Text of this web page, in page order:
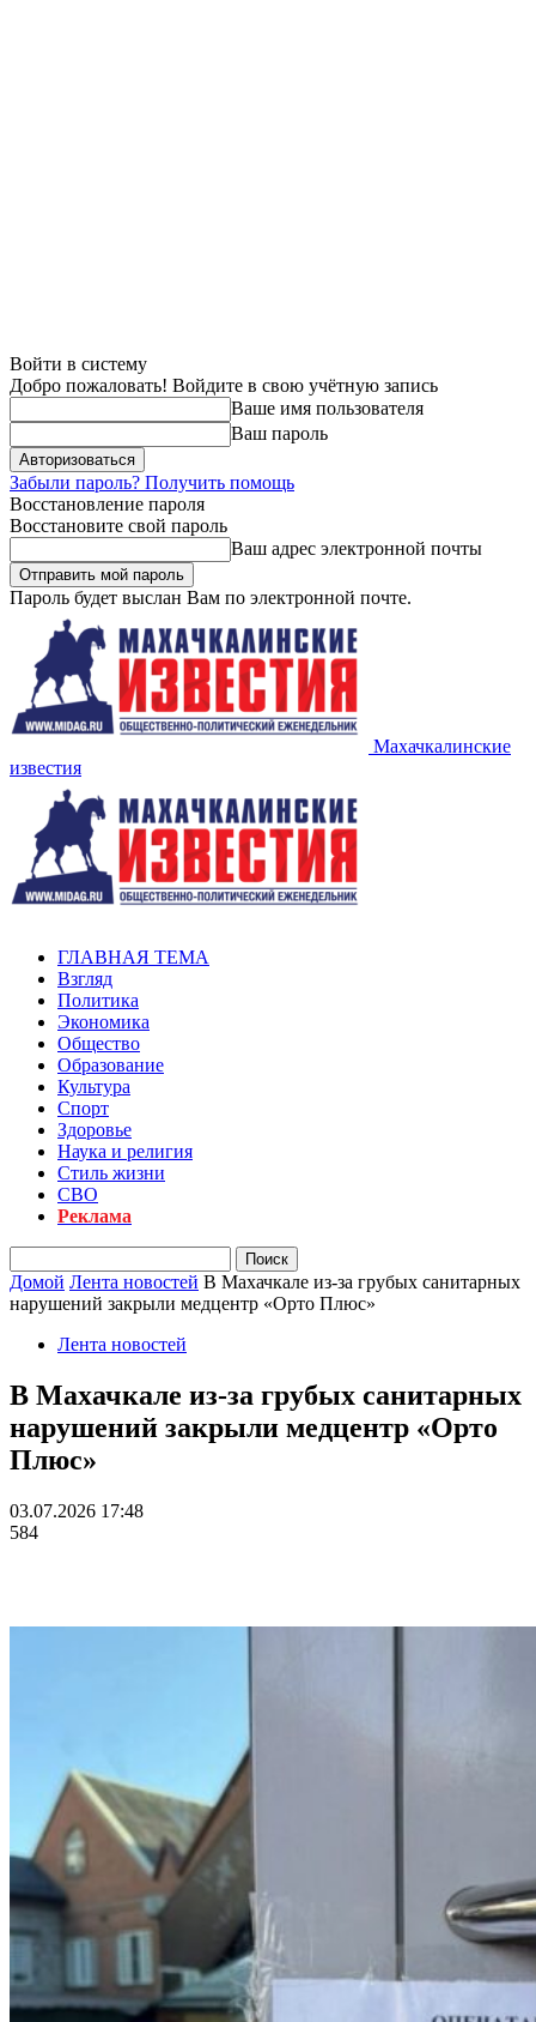
Войти в систему
Добро пожаловать! Войдите в свою учётную запись
Ваше имя пользователя
Ваш пароль
Забыли пароль? Получить помощь
Восстановление пароля
Восстановите свой пароль
Ваш адрес электронной почты
Пароль будет выслан Вам по электронной почте.
Махачкалинские
известия
ГЛАВНАЯ ТЕМА
Взгляд
Политика
Экономика
Общество
Образование
Культура
Спорт
Здоровье
Наука и религия
Стиль жизни
СВО
Реклама
Домой Лента новостей В Махачкале из-за грубых санитарных
нарушений закрыли медцентр «Орто Плюс»
Лента новостей
В Махачкале из-за грубых санитарных
нарушений закрыли медцентр «Орто
Плюс»
03.07.2026 17:48
584